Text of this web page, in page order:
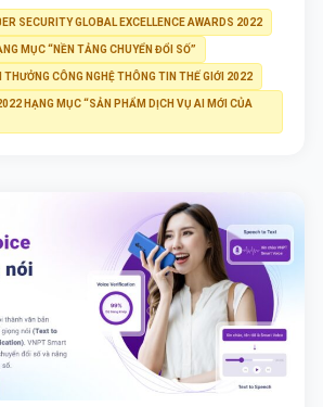
> Xem bổ sung: hệ thống phân tích
Công […]
SECURITY GLOBAL EXCELLENCE AWARDS 2022
MỤC “NỀN TẢNG CHUYỂN ĐỔI SỐ”
CÔNG NGHỆ THÔNG TIN THẾ GIỚI 2022
HẠNG MỤC “SẢN PHẨM DỊCH VỤ AI MỚI CỦA